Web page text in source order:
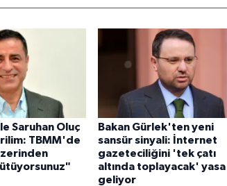
Saruhan Oluç
TBMM'de
Bakan Gürlek'ten yeni
sansür sinyali: İnternet
gazeteciliğini 'tek çatı
altında toplayacak' yasa
geliyor